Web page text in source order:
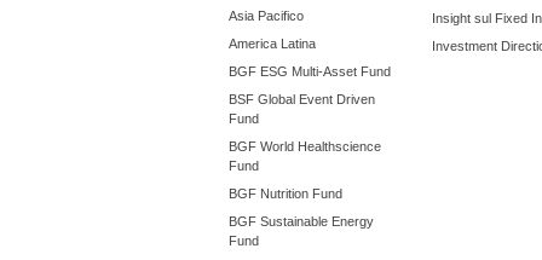
Asia Pacifico
America Latina
BGF ESG Multi-Asset Fund
BSF Global Event Driven
Fund
BGF World Healthscience
Fund
BGF Nutrition Fund
BGF Sustainable Energy
Fund
Insight sul Fixed
Investment